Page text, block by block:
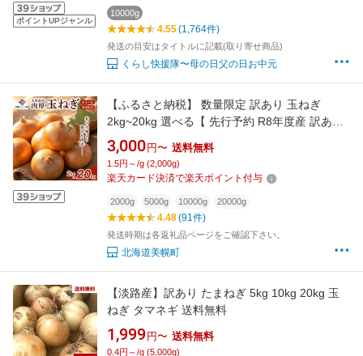
ポイントUPジャンル
10000g
4.55(1,764件)
発送の目安はタイトルに記載(取り寄せ商品)
くらし快援隊〜母の日父の日お中元
【ふるさと納税】 数量限定 訳あり 玉ねぎ
2kg~20kg 選べる【 先行予約 R8年度産 訳あ
り・Lサイズ／2026年10月上旬より順次発送】
人気 ランキング 玉ねぎ 国産 野菜 北海道 美幌
町
3,000 円〜 送料無料
1.5円～/g (2,000g)
楽天カード決済で楽天ポイント付与
2000g 5000g 10000g 20000g
4.48(91件)
発送時期は各返礼品ページをご確認下さい。
北海道美幌町
【淡路産】訳あり たまねぎ 5kg 10kg 20kg 玉
ねぎ タマネギ 送料無料
1,999 円〜 送料無料
0.4円～/g (5,000g)